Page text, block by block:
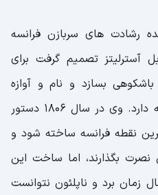
رشادت های سربازن فرانسه
آسترلیتز تصمیم گرفت برای
بسازد و نام و آوازه
سربازان دلیر فرانسه را زنده نگه دارد. وی در سال 1806 دستور
نقطه فرانسه ساخته شود و
بگذارند، اما ساخت این
برد و ناپلئون نتوانست